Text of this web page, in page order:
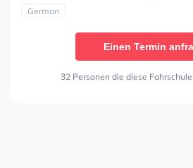
German
Einen Termin
32 Personen die diese